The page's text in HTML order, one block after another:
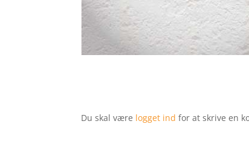
Du skal være logget ind for at skrive en